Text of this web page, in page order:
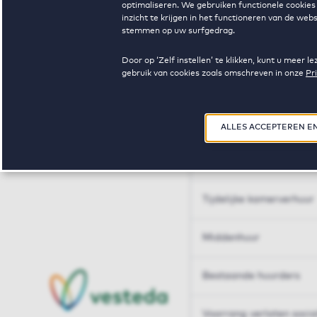
optimaliseren. We gebruiken functionele
inzicht te krijgen in het functioneren van de
stemmen op uw surfgedrag.
Door op ‘Zelf instellen’ te klikken, kunt u meer
gebruik van cookies zoals omschreven in onze
ALLES ACCEPTEREN
Huren op maat
Tijdelijke kamerverhuur
Middenhuur
Bestaande huurders
Voorrang verlaten